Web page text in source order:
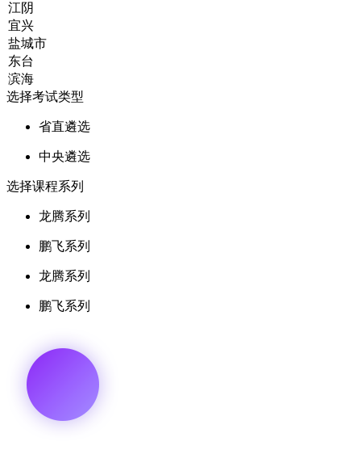
选择考试类型
省直遴选
中央遴选
选择课程系列
龙腾系列
鹏飞系列
龙腾系列
鹏飞系列